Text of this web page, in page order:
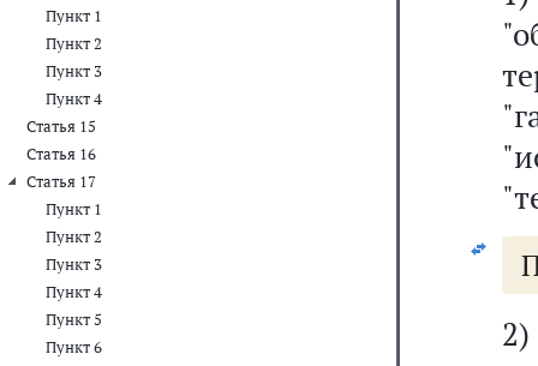
Пункт 1
Пункт 2
Пункт 3
Пункт 4
Статья 15
Статья 16
Статья 17
Пункт 1
Пункт 2
Пункт 3
Пункт 4
Пункт 5
Пункт 6